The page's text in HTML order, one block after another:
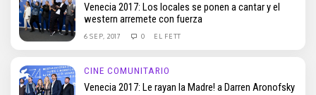
Venecia 2017: Los locales se ponen a cantar y el
western arremete con fuerza
6 SEP, 2017 0 EL FETT
CINE COMUNITARIO
Venecia 2017: Le rayan la Madre! a Darren Aronofsky